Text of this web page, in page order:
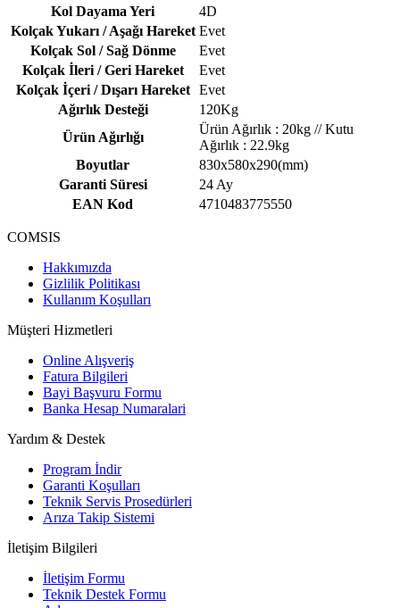
Kol Dayama Yeri
4D
Kolçak Yukarı / Aşağı Hareket Evet
Kolçak Sol / Sağ Dönme
Evet
Kolçak İleri / Geri Hareket
Evet
Kolçak İçeri / Dışarı Hareket
Evet
Ağırlık Desteği
120Kg
Ürün Ağırlığı
Ürün Ağırlık : 20kg // Kutu
Ağırlık : 22.9kg
Boyutlar
830x580x290(mm)
Garanti Süresi
24 Ay
EAN Kod
4710483775550
COMSIS
Hakkımızda
Gizlilik Politikası
Kullanım Koşulları
Müşteri Hizmetleri
Online Alışveriş
Fatura Bilgileri
Bayi Başvuru Formu
Banka Hesap Numaralari
Yardım & Destek
Program İndir
Garanti Koşulları
Teknik Servis Prosedürleri
Arıza Takip Sistemi
İletişim Bilgileri
İletişim Formu
Teknik Destek Formu